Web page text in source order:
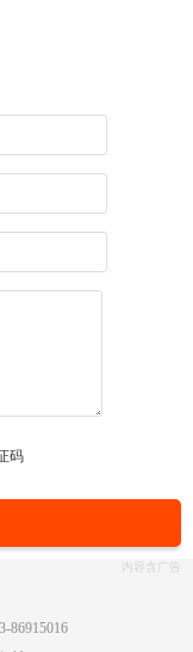
86915016